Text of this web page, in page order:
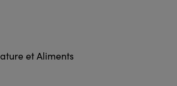
et Aliments